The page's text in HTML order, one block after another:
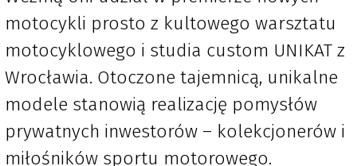
motocykli prosto z kultowego warsztatu
motocyklowego i studia custom UNIKAT z
Wrocławia. Otoczone tajemnicą, unikalne
modele stanowią realizację pomysłów
prywatnych inwestorów – kolekcjonerów i
miłośników sportu motorowego.